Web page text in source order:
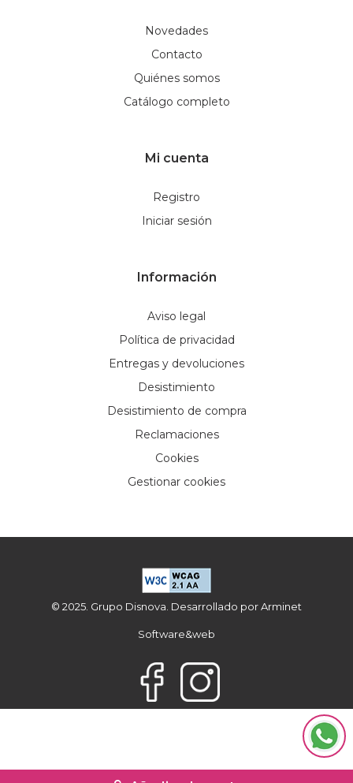
Novedades
Contacto
Quiénes somos
Catálogo completo
Mi cuenta
Registro
Iniciar sesión
Información
Aviso legal
Política de privacidad
Entregas y devoluciones
Desistimiento
Desistimiento de compra
Reclamaciones
Cookies
Gestionar cookies
© 2025. Grupo Disnova. Desarrollado porArminet
Software&web